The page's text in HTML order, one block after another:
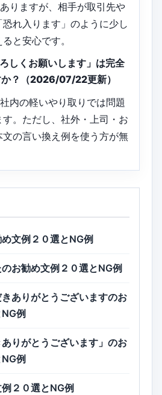
りますが、相手が取引先や
れ入ります」のように少し
と安心です。
しくお願いします」は完全
？（2026/07/22更新）
内の軽いやり取りでは問題
。ただし、社外・上司・お
の言い換え例を使う方が無
文例２０選とNG例
お勧め文例２０選とNG例
ありがとうございますのお
例
ありがとうございます」のお
例
２０選とNG例